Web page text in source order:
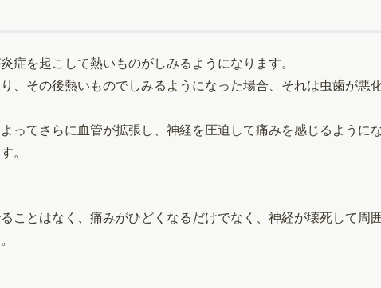
症を起こして熱いものがしみるようになります。
、その後熱いものでしみるようになった場合、それは虫歯が悪
ってさらに血管が拡張し、神経を圧迫して痛みを感じるように
。
ことはなく、痛みがひどくなるだけでなく、神経が壊死して周